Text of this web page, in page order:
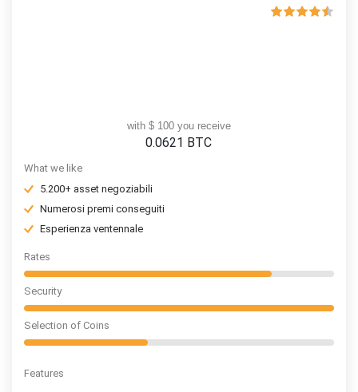
with $ 100 you receive
0.0621 BTC
What we like
5.200+ asset negoziabili
Numerosi premi conseguiti
Esperienza ventennale
Rates
Security
Selection of Coins
Features